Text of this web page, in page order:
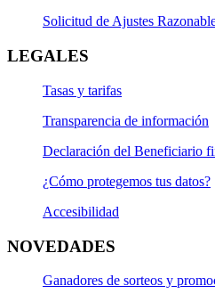
Solicitud de Ajustes
LEGALES
Tasas y tarifas
Transparencia de información
Declaración del Beneficiario
¿Cómo protegemos tus datos?
Accesibilidad
NOVEDADES
Ganadores de sorteos y